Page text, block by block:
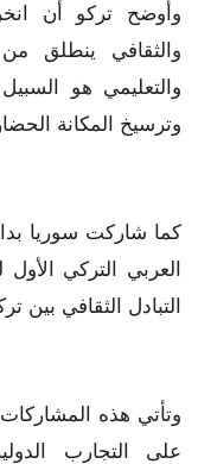
وأوضح تركو أن
والثقافي ينطلق
والتعليمي هو السبيل
وترسيخ المكانة
كما شاركت سوريا
التبادل الثقافي بين
وتأتي هذه
على التجارب